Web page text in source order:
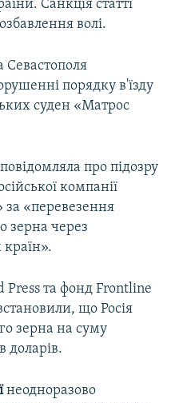
Санкція статті
волі.
порядку в'їзду
суден «Матрос
про підозру
компанії
«перевезення
зерна через
Press та фонд Frontline
що Росія
зерна на суму
доларів.
неодноразово